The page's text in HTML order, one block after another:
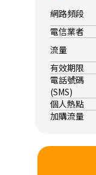
網路頻段
電信業者
流量
有效期限
電話號碼
(SMS)
個人熱點
加購流量